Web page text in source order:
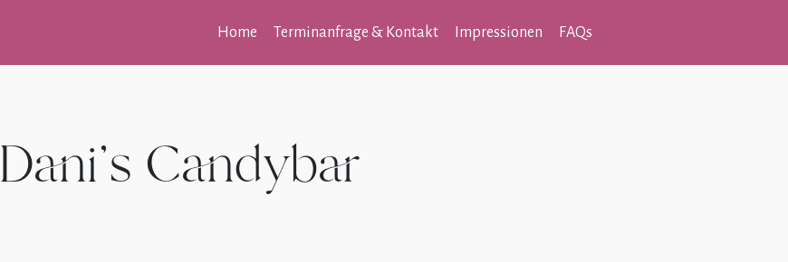
Home Terminanfrage & Kontakt Impressionen FAQs
Dani’s Candybar